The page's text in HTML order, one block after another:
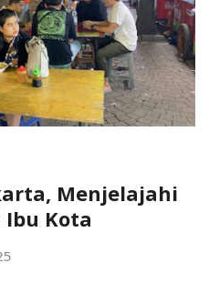
Menjelajahi
Kota